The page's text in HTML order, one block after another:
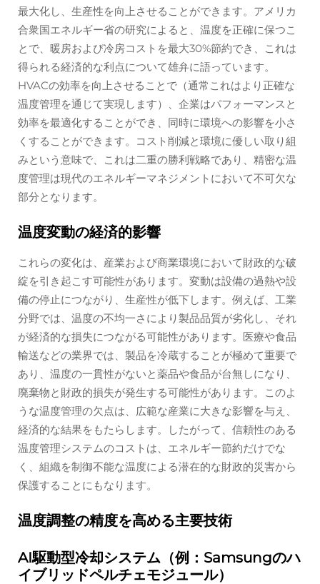
最大化し、生産性を向上させることができます。アメリカ
合衆国エネルギー省の研究によると、温度を正確に保つこ
とで、暖房および冷房コストを最大30%節約でき、これは
得られる経済的な利点について雄弁に語っています。
HVACの効率を向上させることで（通常これはより正確な
温度管理を通じて実現します）、企業はパフォーマンスと
効率を最適化することができ、同時に環境への影響を小さ
くすることができます。コスト削減と環境に優しい取り組
みという意味で、これは二重の勝利戦略であり、精密な温
度管理は現代のエネルギーマネジメントにおいて不可欠な
部分となります。
温度変動の経済的影響
これらの変化は、産業および商業環境において財政的な破
綻を引き起こす可能性があります。変動は設備の過熱や設
備の停止につながり、生産性が低下します。例えば、工業
分野では、温度の不均一さにより製品品質が劣化し、それ
が経済的な損失につながる可能性があります。医療や食品
輸送などの業界では、製品を冷蔵することが極めて重要で
あり、温度の一貫性がないと薬品や食品が台無しになり、
廃棄物と財政的損失が発生する可能性があります。このよ
うな温度管理の欠点は、広範な産業に大きな影響を与え、
経済的な結果をもたらします。したがって、信頼性のある
温度管理システムのコストは、エネルギー節約だけでな
く、組織を制御不能な温度による潜在的な財政的災害から
保護することにもなります。
温度調整の精度を高める主要技術
AI駆動型冷却システム（例：Samsungのハ
イブリッドペルチェモジュール）